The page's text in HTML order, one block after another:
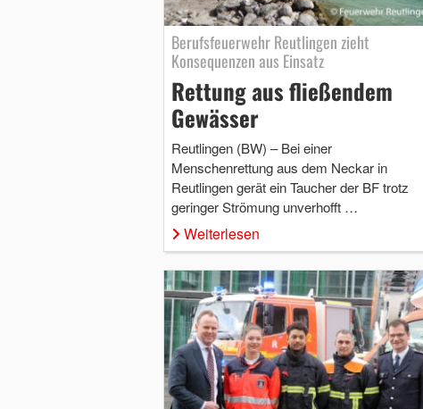
Berufsfeuerwehr Reutlingen zieht
Konsequenzen aus Einsatz
Rettung aus fließendem
Gewässer
Reutlingen (BW) – Bei einer
Menschenrettung aus dem Neckar in
Reutlingen gerät ein Taucher der BF trotz
geringer Strömung unverhofft …
Weiterlesen